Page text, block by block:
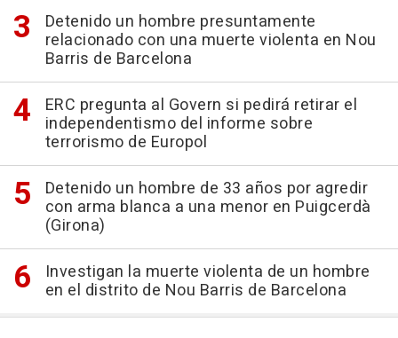
Detenido un hombre presuntamente
relacionado con una muerte violenta en Nou
Barris de Barcelona
ERC pregunta al Govern si pedirá retirar el
independentismo del informe sobre
terrorismo de Europol
Detenido un hombre de 33 años por agredir
con arma blanca a una menor en Puigcerdà
(Girona)
Investigan la muerte violenta de un hombre
en el distrito de Nou Barris de Barcelona